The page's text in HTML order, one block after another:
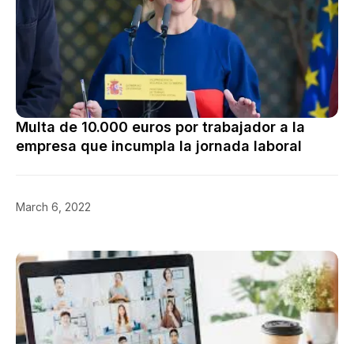
Multa de 10.000 euros por trabajador a la
empresa que incumpla la jornada laboral
March 6, 2022